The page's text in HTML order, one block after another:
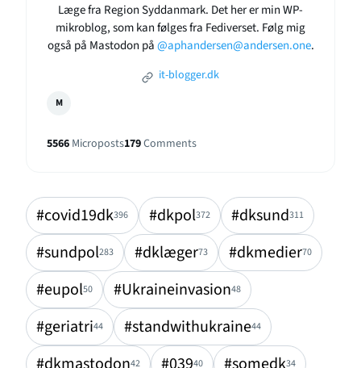
Læge fra Region Syddanmark. Det her er min WP-
mikroblog, som kan følges fra Fediverset. Følg mig
også på Mastodon på@aphandersen@andersen.one.
it-blogger.dk
M
5566 Microposts179Comments
#covid19dk396 #dkpol372 #dksund311
#sundpol283 #dklæger73 #dkmedier70
#eupol50 #Ukraineinvasion48
#geriatri44 #standwithukraine44
42 40 34